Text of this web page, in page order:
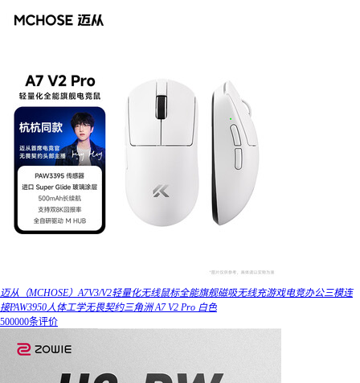
迈从（MCHOSE）A7V3/V2轻量化无线鼠标全能旗舰磁吸无线充游戏电竞办公三模连
接PAW3950人体工学无畏契约三角洲 A7 V2 Pro 白色
500000条评价